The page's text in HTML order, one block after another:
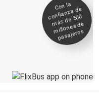
Con la
confianza de
más de 500
millones de
pasajeros